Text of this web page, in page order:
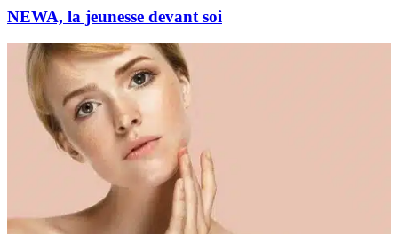
NEWA, la jeunesse devant soi